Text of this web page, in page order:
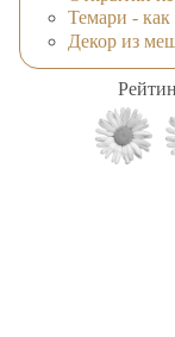
Темари - как
Декор из